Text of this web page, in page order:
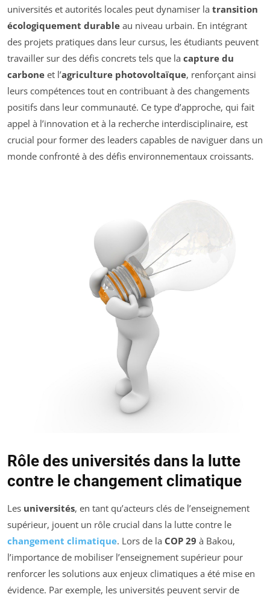
universités et autorités locales peut dynamiser la transition
écologiquement durable au niveau urbain. En intégrant
des projets pratiques dans leur cursus, les étudiants peuvent
travailler sur des défis concrets tels que la capture du
carbone et l’agriculture photovoltaïque, renforçant ainsi
leurs compétences tout en contribuant à des changements
positifs dans leur communauté. Ce type d’approche, qui fait
appel à l’innovation et à la recherche interdisciplinaire, est
crucial pour former des leaders capables de naviguer dans un
monde confronté à des défis environnementaux croissants.
Rôle des universités dans la lutte
contre le changement climatique
Les universités, en tant qu’acteurs clés de l’enseignement
supérieur, jouent un rôle crucial dans la lutte contre le
changement climatique. Lors de la COP 29 à Bakou,
l’importance de mobiliser l’enseignement supérieur pour
renforcer les solutions aux enjeux climatiques a été mise en
évidence. Par exemple, les universités peuvent servir de